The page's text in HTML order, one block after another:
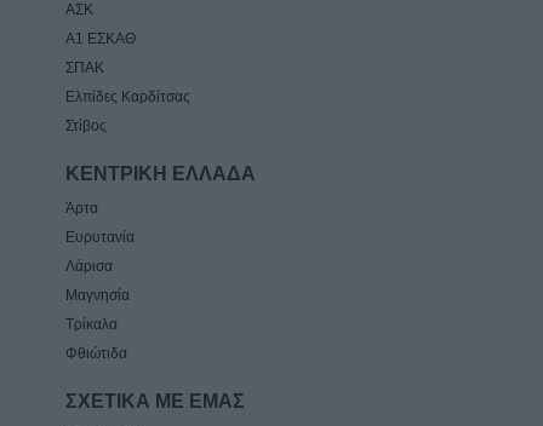
ΑΣΚ
Α1 ΕΣΚΑΘ
ΣΠΑΚ
Ελπίδες Καρδίτσας
Στίβος
ΚΕΝΤΡΙΚΗ ΕΛΛΑΔΑ
Άρτα
Ευρυτανία
Λάρισα
Μαγνησία
Τρίκαλα
Φθιώτιδα
ΣΧΕΤΙΚΑ ΜΕ ΕΜΑΣ